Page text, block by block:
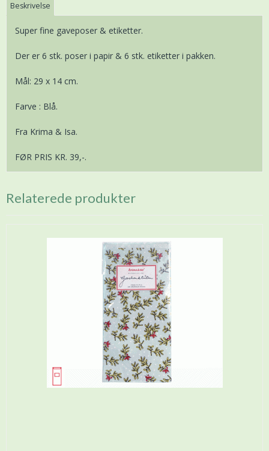
Beskrivelse
Super fine gaveposer & etiketter.
Der er 6 stk. poser i papir & 6 stk. etiketter i pakken.
Mål: 29 x 14 cm.
Farve : Blå.
Fra Krima & Isa.
FØR PRIS KR. 39,-.
Relaterede produkter